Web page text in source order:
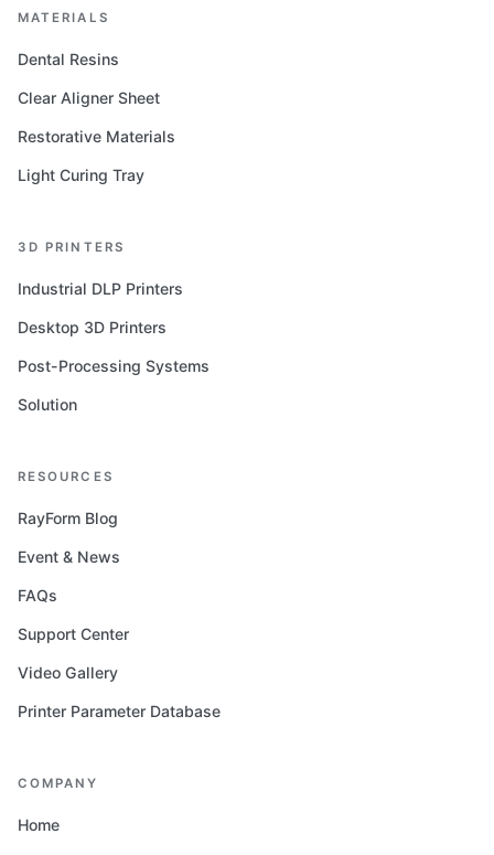
MATERIALS
Dental Resins
Clear Aligner Sheet
Restorative Materials
Light Curing Tray
3D PRINTERS
Industrial DLP Printers
Desktop 3D Printers
Post-Processing Systems
Solution
RESOURCES
RayForm Blog
Event & News
FAQs
Support Center
Video Gallery
Printer Parameter Database
COMPANY
Home